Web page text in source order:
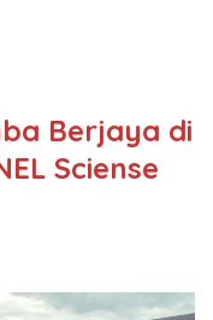
Berjaya di
Sciense